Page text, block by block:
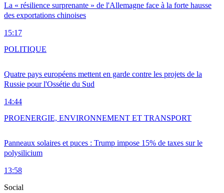
La « résilience surprenante » de l'Allemagne face à la forte hausse
des exportations chinoises
15:17
Quatre pays européens mettent en garde contre les projets de la
Russie pour l'Ossétie du Sud
14:44
POLITIQUE
Panneaux solaires et puces : Trump impose 15% de taxes sur le
polysilicium
13:58
PROENERGIE, ENVIRONNEMENT ET TRANSPORT
Social